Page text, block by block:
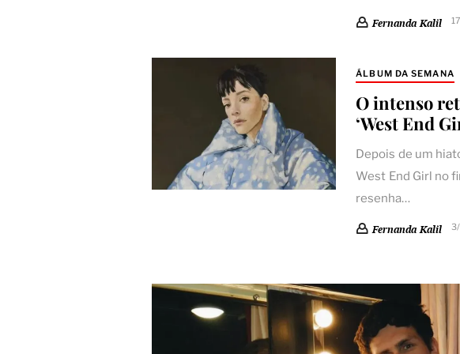
Fernanda Kalil
ÁLBUM DA SEMANA
O intenso
‘West End
Depois de um
West End Girl no
resenha…
Fernanda Kalil